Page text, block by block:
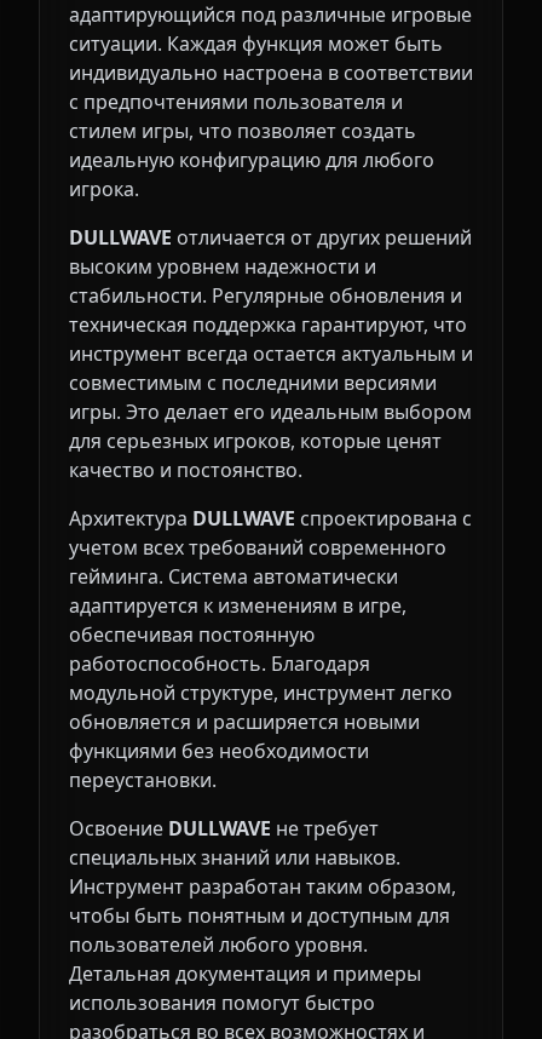
адаптирующийся под различные игровые
ситуации. Каждая функция может быть
индивидуально настроена в соответствии
с предпочтениями пользователя и
стилем игры, что позволяет создать
идеальную конфигурацию для любого
игрока.
DULLWAVE отличается от других решений
высоким уровнем надежности и
стабильности. Регулярные обновления и
техническая поддержка гарантируют, что
инструмент всегда остается актуальным и
совместимым с последними версиями
игры. Это делает его идеальным выбором
для серьезных игроков, которые ценят
качество и постоянство.
Архитектура DULLWAVE спроектирована с
учетом всех требований современного
гейминга. Система автоматически
адаптируется к изменениям в игре,
обеспечивая постоянную
работоспособность. Благодаря
модульной структуре, инструмент легко
обновляется и расширяется новыми
функциями без необходимости
переустановки.
Освоение DULLWAVE не требует
специальных знаний или навыков.
Инструмент разработан таким образом,
чтобы быть понятным и доступным для
пользователей любого уровня.
Детальная документация и примеры
использования помогут быстро
разобраться во всех возможностях и